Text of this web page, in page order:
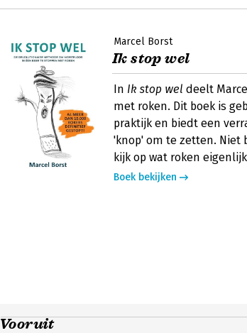
Marcel Borst
Ik stop wel
In Ik stop wel deelt
met roken. Dit boek is
praktijk en biedt een
'knop' om te zetten. Niet
kijk op wat roken
Boek bekijken
Vooruit